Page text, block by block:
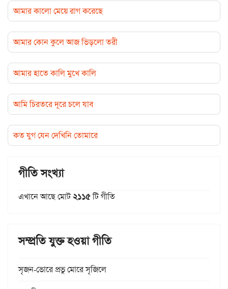
আমার কালো মেয়ে রাগ করেছে
আমার কোন কুলে আজ ভিড়লো তরী
আমার হাতে কালি মুখে কালি
আমি চিরতরে দূরে চলে যাব
কত যুগ যেন দেখিনি তোমারে
গীতি সংখ্যা
এখানে আছে মোট২১১৫টি গীতি
সম্প্রতি যুক্ত হওয়া গীতি
সৃজন-ভোরে প্রভু মোরে সৃজিলে